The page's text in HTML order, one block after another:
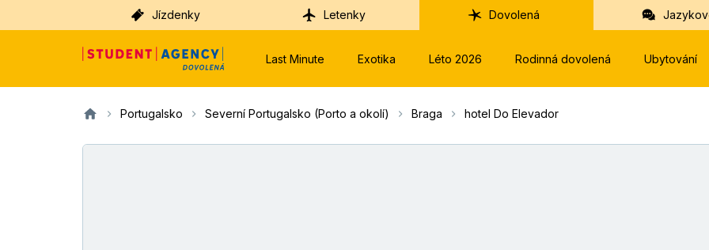
Jízdenky Letenky Dovolená
Last Minute Exotika Léto 2026 Rodinná dovolená Ubytování
Portugalsko Severní Portugalsko (Porto a okolí) Braga hotel Do Elevador